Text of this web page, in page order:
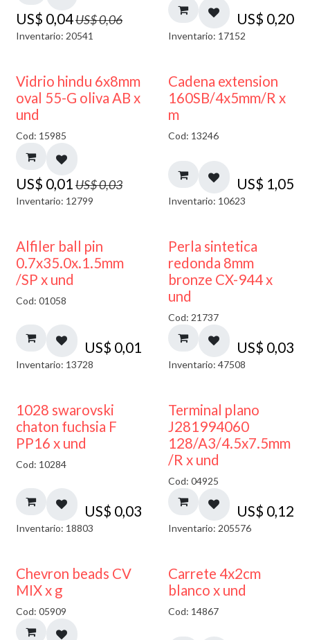
US$ 0,04US$0,06
Inventario: 20541
US$ 0,20
Inventario: 17152
50% DESCUENTO
Vidrio hindu 6x8mm
oval 55-G oliva AB x
und
Cod: 15985
US$ 0,01 US$0,03
Inventario: 12799
Cadena extension
160SB/4x5mm/R x
m
Cod: 13246
US$ 1,05
Inventario: 10623
Alfiler ball pin
0.7x35.0x.1.5mm
/SP x und
Cod: 01058
US$ 0,01
Inventario: 13728
Perla sintetica
redonda 8mm
bronze CX-944 x
und
Cod: 21737
US$ 0,03
Inventario: 47508
1028 swarovski
chaton fuchsia F
PP16 x und
Cod: 10284
US$ 0,03
Inventario: 18803
Terminal plano
J281994060
128/A3/4.5x7.5mm
/R x und
Cod: 04925
US$ 0,12
Inventario: 205576
50% DESCUENTO
Chevron beads CV
MIX x g
Cod: 05909
Carrete 4x2cm
blanco x und
Cod: 14867